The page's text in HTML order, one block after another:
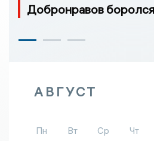
Добронравов
АВГУСТ
Пн Вт Ср Чт